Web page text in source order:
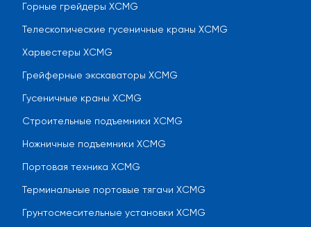
Горные грейдеры XCMG
Телескопические гусеничные краны XCMG
Харвестеры XCMG
Грейферные экскаваторы XCMG
Гусеничные краны XCMG
Строительные подъемники XCMG
Ножничные подъемники XCMG
Портовая техника XCMG
Терминальные портовые тягачи XCMG
Грунтосмесительные установки XCMG